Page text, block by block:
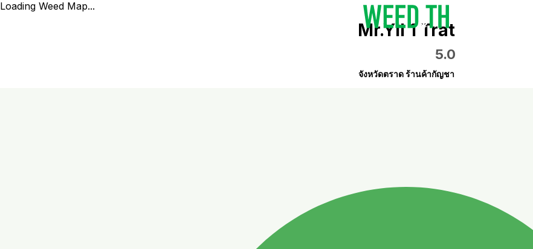
Loading Weed Map...
Mr.Yll 1 Trat
5.0
จังหวัดตราด ร้านค้ากัญชา